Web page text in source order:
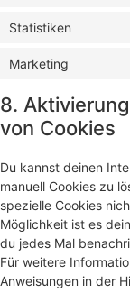
Statistiken
Marketing
8.
von Cookies
Du kannst deinen
manuell Cookies zu
spezielle Cookies
Möglichkeit ist es
du jedes Mal
Für weitere
Anweisungen in der